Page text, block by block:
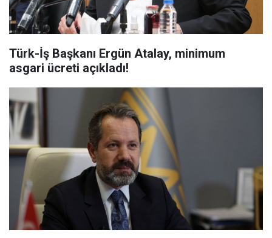
Türk-İş Başkanı Ergün Atalay, minimum
asgari ücreti açıkladı!